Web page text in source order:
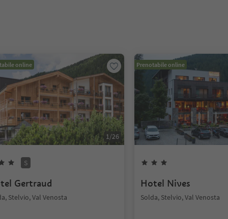
online
1/26
S
Gertraud
Stelvio, Val Venosta
Prenotabile online
Hotel Nives
Solda, Stelvio, Val Venosta